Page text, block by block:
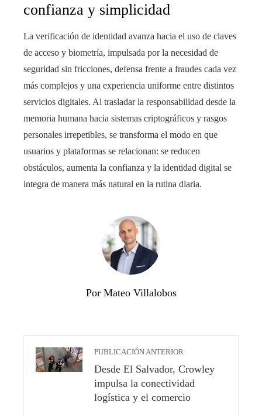
confianza y simplicidad
La verificación de identidad avanza hacia el uso de claves
de acceso y biometría, impulsada por la necesidad de
seguridad sin fricciones, defensa frente a fraudes cada vez
más complejos y una experiencia uniforme entre distintos
servicios digitales. Al trasladar la responsabilidad desde la
memoria humana hacia sistemas criptográficos y rasgos
personales irrepetibles, se transforma el modo en que
usuarios y plataformas se relacionan: se reducen
obstáculos, aumenta la confianza y la identidad digital se
integra de manera más natural en la rutina diaria.
Por Mateo Villalobos
PUBLICACIÓN ANTERIOR
Desde El Salvador, Crowley
impulsa la conectividad
logística y el comercio